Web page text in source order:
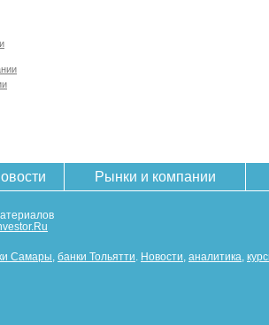
Рынки и компании
Самары банки Тольятти Новости аналитика